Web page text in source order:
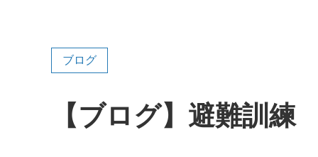
ブログ
【ブログ】避難訓練